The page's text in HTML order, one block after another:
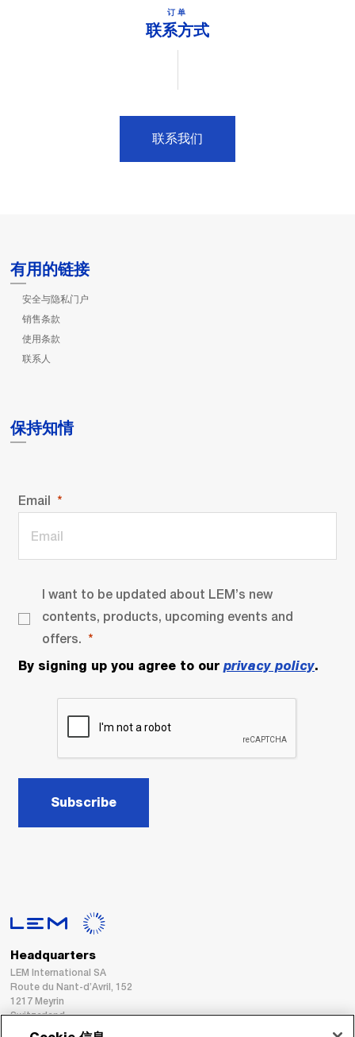
订单
联系方式
联系我们
有用的链接
安全与隐私门户
销售条款
使用条款
联系人
保持知情
Email
I want to be updated about LEM’s new
contents, products, upcoming events and
offers.
By signing up you agree to our privacy policy.
Subscribe
Headquarters
LEM International SA
Route du Nant-d’Avril, 152
1217 Meyrin
Switzerland